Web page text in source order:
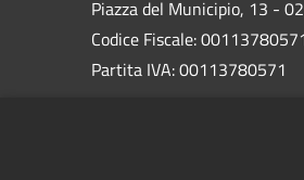
Piazza del Municipio, 13 -
Codice Fiscale:
Partita IVA: 00113780571